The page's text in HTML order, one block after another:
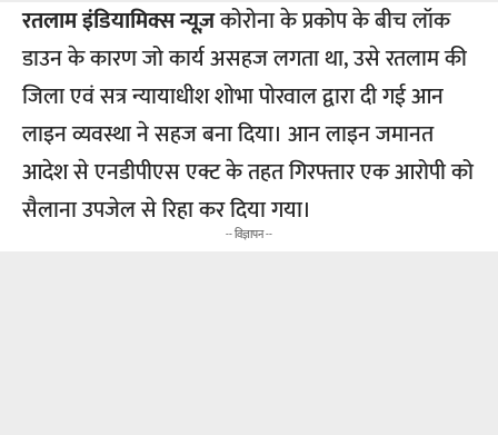
रतलामइंडियामिक्स न्यूज़कोरोना के प्रकोप के बीच लॉक
डाउन के कारण जो कार्य असहज लगता था, उसे रतलाम की
जिला एवं सत्र न्यायाधीश शोभा पोरवाल द्वारा दी गई आन
लाइन व्यवस्था ने सहज बना दिया। आन लाइन जमानत
आदेश से एनडीपीएस एक्ट के तहत गिरफ्तार एक आरोपी को
सैलाना उपजेल से रिहा कर दिया गया।
-- विज्ञापन --